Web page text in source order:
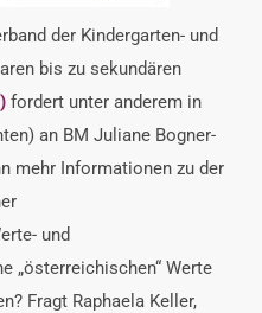
der Kindergarten- und
bis zu sekundären
fordert unter anderem in
an BM Juliane Bogner-
mehr Informationen zu der
und
„österreichischen“ Werte
Fragt Raphaela Keller,